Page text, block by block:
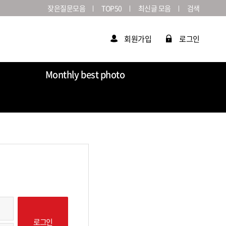
잦은질문모음 TOP50 최신글 모음 검색
회원가입 로그인
Monthly best photo